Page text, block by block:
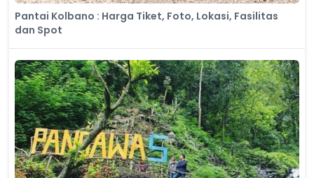
Pantai Kolbano : Harga Tiket, Foto, Lokasi, Fasilitas
dan Spot